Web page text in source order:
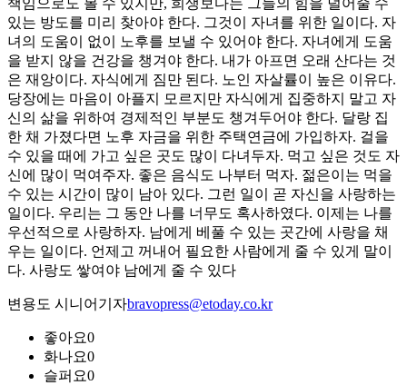
책임으로도 볼 수 있지만, 희생보다는 그들의 힘을 덜어줄 수
있는 방도를 미리 찾아야 한다. 그것이 자녀를 위한 일이다. 자
녀의 도움이 없이 노후를 보낼 수 있어야 한다. 자녀에게 도움
을 받지 않을 건강을 챙겨야 한다. 내가 아프면 오래 산다는 것
은 재앙이다. 자식에게 짐만 된다. 노인 자살률이 높은 이유다.
당장에는 마음이 아플지 모르지만 자식에게 집중하지 말고 자
신의 삶을 위하여 경제적인 부분도 챙겨두어야 한다. 달랑 집
한 채 가졌다면 노후 자금을 위한 주택연금에 가입하자. 걸을
수 있을 때에 가고 싶은 곳도 많이 다녀두자. 먹고 싶은 것도 자
신에 많이 먹여주자. 좋은 음식도 나부터 먹자. 젊은이는 먹을
수 있는 시간이 많이 남아 있다. 그런 일이 곧 자신을 사랑하는
일이다. 우리는 그 동안 나를 너무도 혹사하였다. 이제는 나를
우선적으로 사랑하자. 남에게 베풀 수 있는 곳간에 사랑을 채
우는 일이다. 언제고 꺼내어 필요한 사람에게 줄 수 있게 말이
다. 사랑도 쌓여야 남에게 줄 수 있다
변용도 시니어기자bravopress@etoday.co.kr
좋아요0
화나요0
슬퍼요0